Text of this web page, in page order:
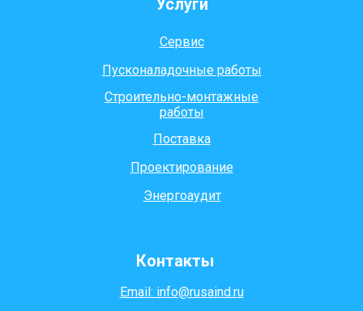
Услуги
Проектирование
Контакты
Email: info@rusaind.ru
Энергоаудит
Поставка
Строительно-монтажные
работы
Пусконаладочные работы
Сервис